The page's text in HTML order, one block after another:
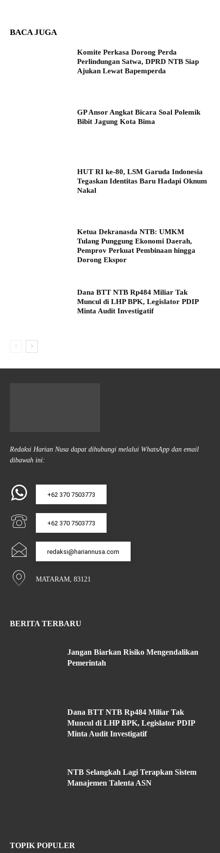
BACA JUGA
Komite Perkasa Dorong Perda
Perlindungan Satwa, DPRD NTB Siap
Ajukan Lewat Bapemperda
GP Ansor Angkat Bicara Soal Polemik
Bibit Jagung Kota Bima
HUT RI ke-80, LSM Garuda Indonesia
Tegaskan Identitas Baru Hadapi Oknum
Nakal
Ketua Dekranasda NTB: UMKM
Tulang Punggung Ekonomi Daerah,
Pemprov Perkuat Pembinaan hingga
Dorong Ekspor
Dana BTT NTB Rp484 Miliar Tak
Muncul di LHP BPK, Legislator PDIP
Minta Audit Investigatif
Redaksi Harian Nusa dapat dihubungi melalui WhatsApp dan email
dibawah ini:
+62 370 7503773
+62 370 7503773
redaksi@hariannusa.com
MATARAM, 83121
BERITA TERBARU
Jangan Biarkan Risiko Mengendalikan
Pemerintah
Dana BTT NTB Rp484 Miliar Tak
Muncul di LHP BPK, Legislator PDIP
Minta Audit Investigatif
NTB Selangkah Lagi Terapkan Sistem
Manajemen Talenta ASN
TOPIK POPULER